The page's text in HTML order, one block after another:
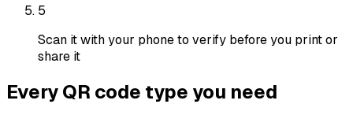
5
Scan it with your phone to verify before you print or
share it
Every QR code type you need